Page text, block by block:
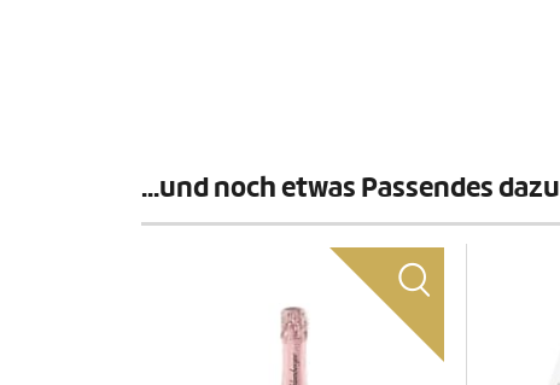
...und noch etwas Passendes dazu